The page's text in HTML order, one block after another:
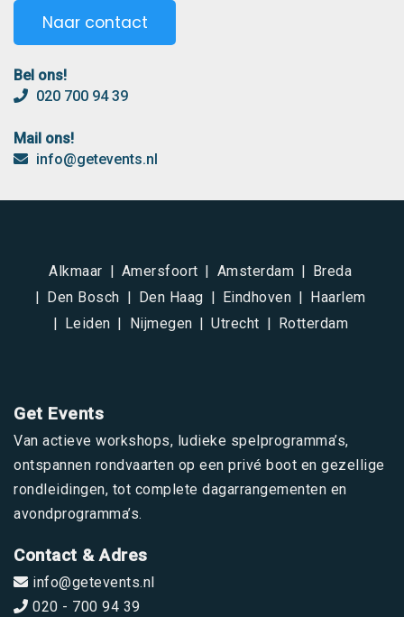
Naar contact
Bel ons!
020 700 94 39
Mail ons!
info@getevents.nl
Alkmaar Amersfoort Amsterdam
Breda
Den Bosch
Den Haag Eindhoven
Haarlem
Leiden
Nijmegen Utrecht Rotterdam
Get Events
Van actieve workshops, ludieke spelprogramma’s,
ontspannen rondvaarten op een privé boot en gezellige
rondleidingen, tot complete dagarrangementen en
avondprogramma’s.
Contact & Adres
info@getevents.nl
020 - 700 94 39